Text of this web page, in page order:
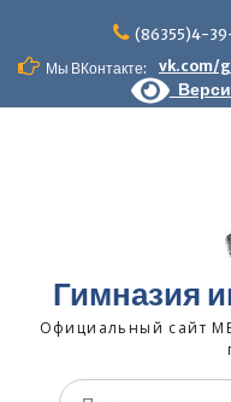
content
(86355)4-
Мы ВКонтакте:
vk.com/
Гимназия
Официальный сайт
Search